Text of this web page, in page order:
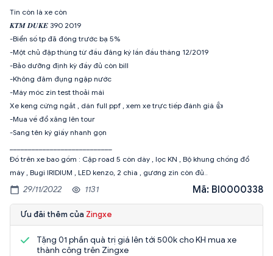
Tin còn là xe còn
𝑲𝑻𝑴 𝑫𝑼𝑲𝑬 390 2019
-Biển số tp đã đóng trước bạ 5%
-Một chủ đập thùng từ đầu đăng ký lần đầu tháng 12/2019
-Bảo dưỡng định kỳ đầy đủ còn bill
-Không đâm đụng ngập nước
-Máy móc zin test thoải mái
Xe keng cứng ngắt , dán full ppf , xem xe trực tiếp đánh giá 👍
-Mua về đổ xăng lên tour
-Sang tên ký giấy nhanh gọn
Đồ trên xe bao gồm : Cặp road 5 còn dày , lọc KN , Bộ khung chống đổ
máy , Bugi IRIDIUM , LED kenzo, 2 chìa , gương zin còn đủ..
29/11/2022 1131 Mã: BI0000338
Ưu đãi thêm của Zingxe
Tặng 01 phần quà trị giá lên tới 500k cho KH mua xe
thành công trên Zingxe